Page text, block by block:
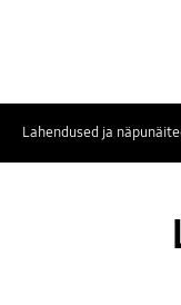
Lahendused ja